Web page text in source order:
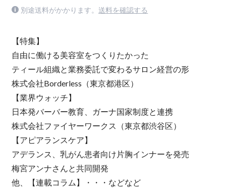
別途送料がかかります。 送料を確認する
【特集】
自由に働ける美容室をつくりたかった
ティール組織と業務委託で変わるサロン経営の形
株式会社Borderless（東京都港区）
【業界ウォッチ】
日本発バーバー教育、ガーナ国家制度と連携
株式会社ファイヤーワークス（東京都渋谷区）
【アピアランスケア】
アデランス、乳がん患者向け片胸インナーを発売
梅宮アンナさんと共同開発
他、【連載コラム】・・・などなど